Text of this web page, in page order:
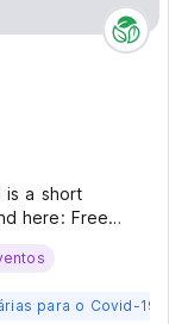
is a short
here: Free
you are
We
para o Covid-19